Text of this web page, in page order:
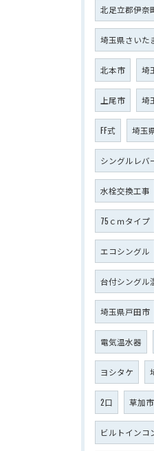
北足立郡伊奈
埼玉県さいた
北本市 埼
上尾市 埼
FF式 埼玉
シングルレバ
水栓交換工事
75ｃｍタイプ
エコシングル
台付シングル
埼玉県戸田市
電気温水器
ヨシタケ
2口 草加市
ビルトインコ